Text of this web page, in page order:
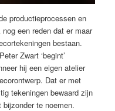
productieprocessen en
een reden dat er maar
bestaan.
Zwart ‘begint’
hij een eigen atelier
Dat er met
tekeningen bewaard zijn
te noemen.